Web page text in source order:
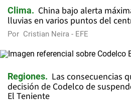
Clima
China bajo alerta
lluvias en varios puntos del
Por Cristian Neira - EFE
Regiones
Las consecuencias
decisión de Codelco de
El Teniente